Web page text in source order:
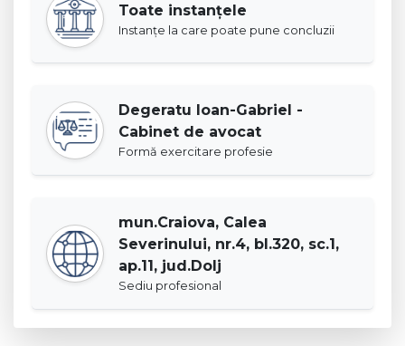
Toate instanţele
Instanţe la care poate pune concluzii
Degeratu Ioan-Gabriel -
Cabinet de avocat
Formă exercitare profesie
mun.Craiova, Calea
Severinului, nr.4, bl.320, sc.1,
ap.11, jud.Dolj
Sediu profesional